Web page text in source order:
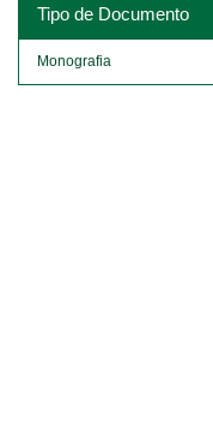
Tipo de Documento
Monografia